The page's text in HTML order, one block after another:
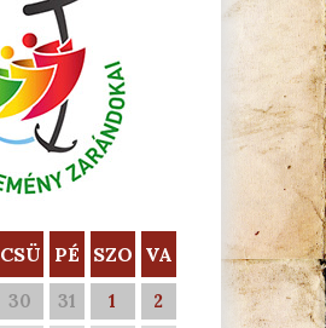
CSÜ PÉ SZO VA
30 31 1
2